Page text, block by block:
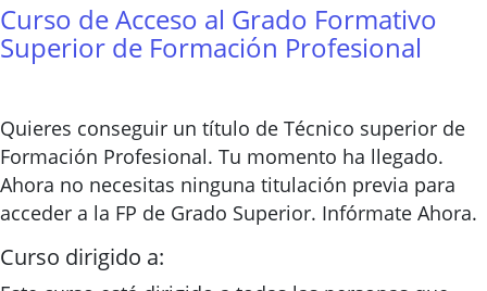
Curso de Acceso al Grado Formativo
Superior de Formación Profesional
Quieres conseguir un título de Técnico superior de
Formación Profesional. Tu momento ha llegado.
Ahora no necesitas ninguna titulación previa para
acceder a la FP de Grado Superior. Infórmate Ahora.
Curso dirigido a: